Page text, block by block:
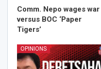
Comm. Nepo wages war
versus BOC ‘Paper
Tigers’
OPINIONS